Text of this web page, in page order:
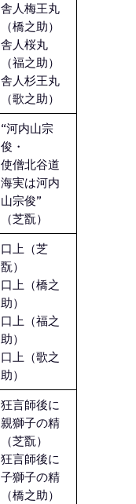
舎人梅王丸
（橋之助）
舎人桜丸
（福之助）
舎人杉王丸
（歌之助）
“河内山宗
俊・
使僧北谷道
海実は河内
山宗俊”
（芝翫）
口上（芝
翫）
口上（橋之
助）
口上（福之
助）
口上（歌之
助）
狂言師後に
親獅子の精
（芝翫）
狂言師後に
子獅子の精
（橋之助）